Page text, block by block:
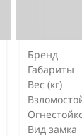
Бренд
Габариты
Вес (кг)
Вид замка